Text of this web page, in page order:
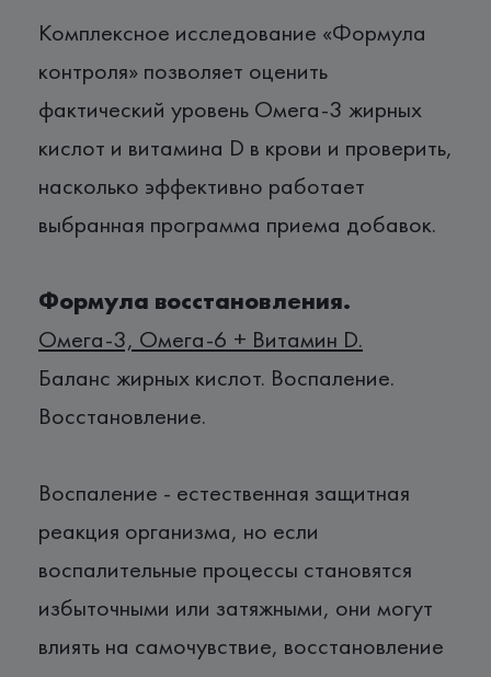
Комплексное исследование «Формула
контроля» позволяет оценить
фактический уровень Омега-3 жирных
кислот и витамина D в крови и проверить,
насколько эффективно работает
выбранная программа приема добавок.
Формула восстановления.
Омега-3, Омега-6 + Витамин D.
Баланс жирных кислот. Воспаление.
Восстановление.
Воспаление - естественная защитная
реакция организма, но если
воспалительные процессы становятся
избыточными или затяжными, они могут
влиять на самочувствие, восстановление